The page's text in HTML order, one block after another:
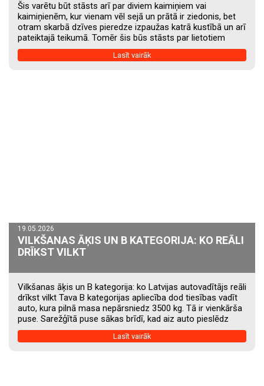
Šis varētu būt stāsts arī par diviem kaimiņiem vai
kaimiņienēm, kur vienam vēl sejā un prātā ir ziedonis, bet
otram skarbā dzīves pieredze izpaužas katrā kustībā un arī
pateiktajā teikumā. Tomēr šis būs stāsts par lietotiem
automobiļiem, jo ikviens, kurš kādreiz meklējis lietotu
automašīnu, ir saskāries ar interesantu parādību. Divi
Lasīt vairāk
19.05.2026
VILKŠANAS ĀĶIS UN B KATEGORIJA: KO REĀLI
DRĪKST VILKT
Vilkšanas āķis un B kategorija: ko Latvijas autovadītājs reāli
drīkst vilkt Tava B kategorijas apliecība dod tiesības vadīt
auto, kura pilnā masa nepārsniedz 3500 kg. Tā ir vienkārša
puse. Sarežģītā puse sākas brīdī, kad aiz auto pieslēdz
piekabi. Velkamais kempera vagons, laivu piekabe, terases
dēļi no būvmateriālu veikala. Katram no šiem gadījumiem ir
Lasīt vairāk